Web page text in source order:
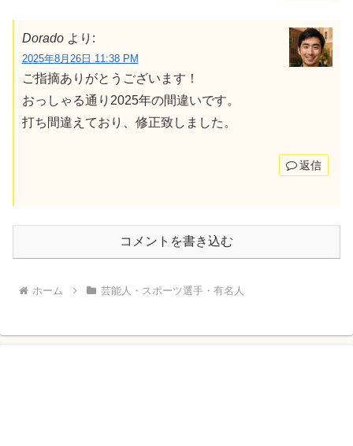
Dorado より:
2025年8月26日 11:38 PM
ご指摘ありがとうございます！
おっしゃる通り2025年の間違いです。
打ち間違えており、修正致しました。
返信
コメントを書き込む
ホーム 芸能人・スポーツ選手・有名人